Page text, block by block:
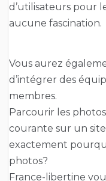
d’utilisateurs pour
aucune fascination.
Vous aurez
d’intégrer des
membres.
Parcourir les
courante sur un
exactement
photos?
France-libertine